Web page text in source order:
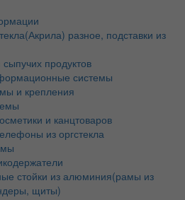
разное, подставки из
продуктов
системы
и крепления
и канцтоваров
из оргстекла
стойки из алюминия(рамы из
щиты)